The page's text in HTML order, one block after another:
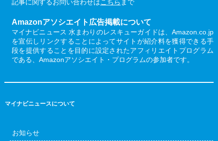
記事に関するお問い合わせはこちら まで
Amazonアソシエイト広告掲載について
マイナビニュース 水まわりのレスキューガイドは、Amazon.co.jp
を宣伝しリンクすることによってサイトが紹介料を獲得できる手
段を提供することを目的に設定されたアフィリエイトプログラム
である、Amazonアソシエイト・プログラムの参加者です。
マイナビニュースについて
お知らせ